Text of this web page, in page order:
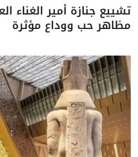
تشييع جنازة أمير
مظاهر حب ووداع مؤثرة